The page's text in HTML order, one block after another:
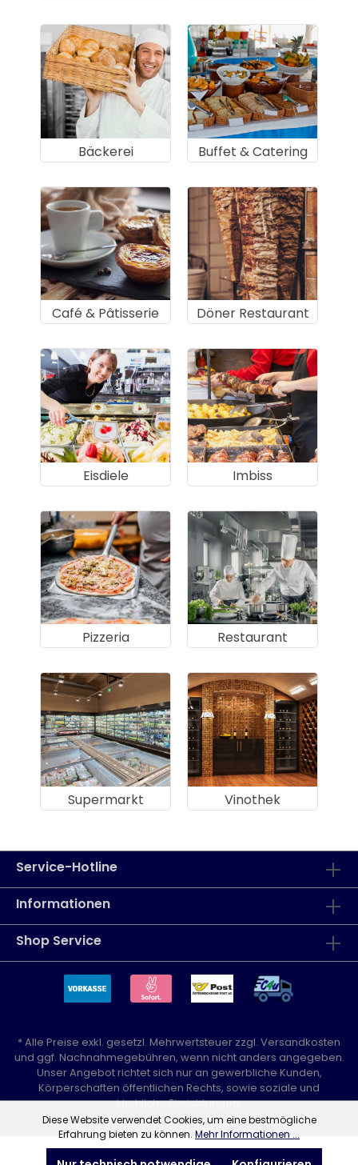
Bäckerei Buffet & Catering
Café & Pâtisserie Döner Restaurant
Eisdiele Imbiss
Pizzeria Restaurant
Supermarkt Vinothek
Service-Hotline
Informationen
Shop Service
* Alle Preise exkl. gesetzl. Mehrwertsteuer zzgl. Versandkosten
und ggf. Nachnahmegebühren, wenn nicht anders angegeben.
Unser Angebot richtet sich nur an gewerbliche Kunden,
Körperschaften öffentlichen Rechts, sowie soziale und
kirchliche Einrichtungen.
Diese Website verwendet Cookies, um eine bestmögliche
Erfahrung bieten zu können. Mehr Informationen ...